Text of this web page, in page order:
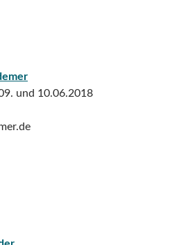
und 10.06.2018